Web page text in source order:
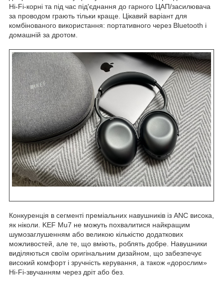
Hi-Fi-корні та під час під'єднання до гарного ЦАП/засилювача
за проводом грають тільки краще. Цікавий варіант для
комбінованого використання: портативного через Bluetooth і
домашній за дротом.
Конкуренція в сегменті преміальних навушників із ANC висока,
як ніколи. KEF Mu7 не можуть похвалитися найкращим
шумозаглушенням або великою кількістю додаткових
можливостей, але те, що вміють, роблять добре. Навушники
виділяються своїм оригінальним дизайном, що забезпечує
високий комфорт і зручність керування, а також «дорослим»
Hi-Fi-звучанням через дріт або без.